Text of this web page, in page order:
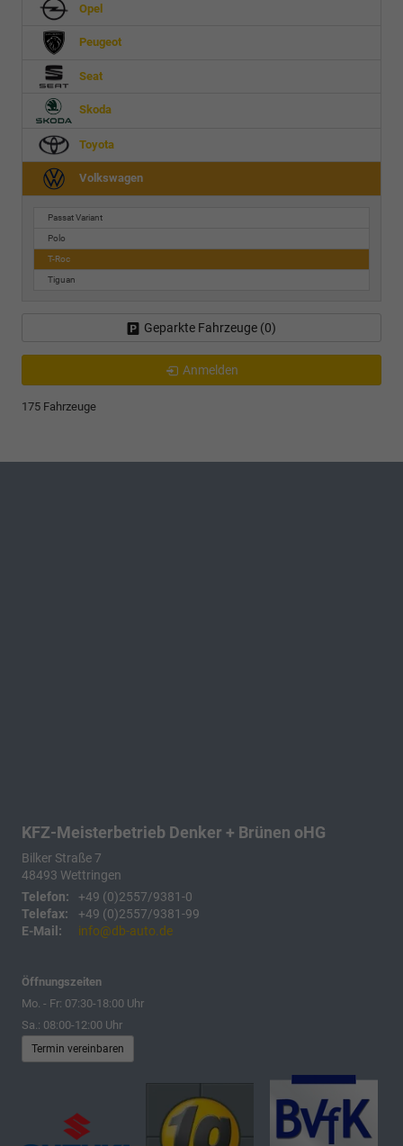
Opel
Peugeot
Seat
Skoda
Toyota
Volkswagen
Passat Variant
Polo
T-Roc
Tiguan
Geparkte Fahrzeuge (0)
Anmelden
175 Fahrzeuge
KFZ-Meisterbetrieb Denker + Brünen oHG
Bilker Straße 7
48493 Wettringen
Telefon:
+49 (0)2557/9381-0
Telefax:
+49 (0)2557/9381-99
E-Mail:
info@db-auto.de
Öffnungszeiten
Mo. - Fr: 07:30-18:00 Uhr
Sa.: 08:00-12:00 Uhr
Termin vereinbaren